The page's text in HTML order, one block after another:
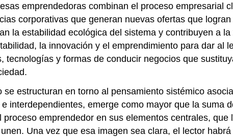
emprendedoras combinan el proceso empresarial
corporativas que generan nuevas ofertas que
la estabilidad ecológica del sistema y contribuyen a
la innovación y el emprendimiento para dar al
y formas de conducir negocios que
estructuran en torno al pensamiento sistémico
interdependientes, emerge como mayor que la suma
emprendedor en sus elementos centrales,
Una vez que esa imagen sea clara, el lector